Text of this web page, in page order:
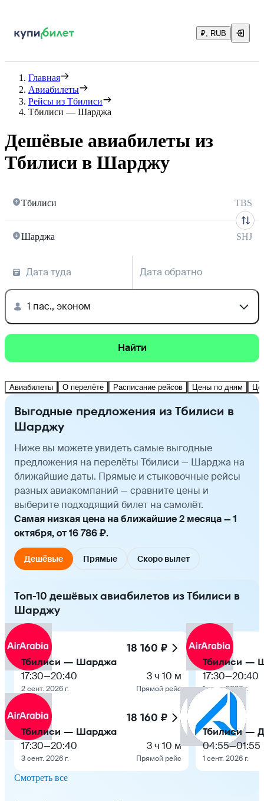
₽, RUB
Главная
Авиабилеты
Рейсы из Тбилиси
Тбилиси — Шарджа
Дешёвые авиабилеты из
Тбилиси в Шарджу
Тбилиси TBS
Шарджа SHJ
Дата туда Дата обратно
1 пас., эконом
Найти
Авиабилеты О перелёте Расписание рейсов Цены по дням
Выгодные предложения из Тбилиси в
Шарджу
Ниже вы можете увидеть самые выгодные
предложения на перелёты Тбилиси — Шарджа на
ближайшие даты. Прямые и стыковочные рейсы
разных авиакомпаний — сравните цены и
выберите подходящий билет на самолёт.
Самая низкая цена на ближайшие 2 месяца — 1
октября, от 16 786 ₽.
Дешёвые Прямые Скоро вылет
Топ-10 дешёвых авиабилетов из Тбилиси в
Шарджу
18 160 ₽
Тбилиси — Шарджа
17:30—20:40
2 сент. 2026 г.
3 ч 10 м
Прямой рейс
18 160 ₽
Тбилиси — Шарджа
17:30—20:40
3 сент. 2026 г.
3 ч 10 м
Прямой рейс
Тбилиси —
17:30—20:40
1 сент. 2026 г.
Тбилиси —
04:55—01:55
1 сент. 2026 г.
Смотреть все